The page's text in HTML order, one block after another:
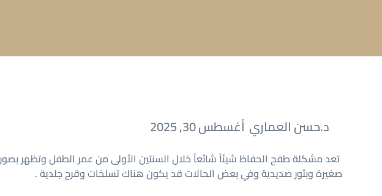
د.حسن العماري أغسطس 30, 2025
تعد مشكلة طفح الحفاظ شيئاً شائعاً خلال السنتين الأولى من عمر الطفل وتظهر
صغيرة وبثور صديدية وفي بعض الحالات قد يكون هناك تسلخات وقرح جلدية .